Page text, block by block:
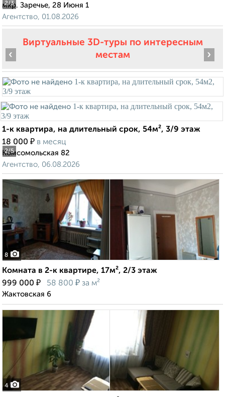
2/3
мкр. Заречье, 28 Июня 1
Агентство, 01.08.2026
Виртуальные 3D-туры по интересным
местам
2/5
‹ ›
1-к квартира, на длительный срок, 54м², 3/9 этаж
18 000 ₽ в месяц
Комсомольская 82
Агентство, 06.08.2026
8
Комната в 2-к квартире, 17м², 2/3 этаж
999 000 ₽ 58 800 ₽ за м²
Жактовская 6
4